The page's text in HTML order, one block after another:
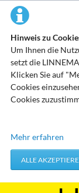
Hinweis zu
Um Ihnen die
setzt die
Klicken Sie auf
Cookies
Cookies
Technisch
werden
Festlegen Ihrer
Erforderliche
Mehr erfahren
ALLE